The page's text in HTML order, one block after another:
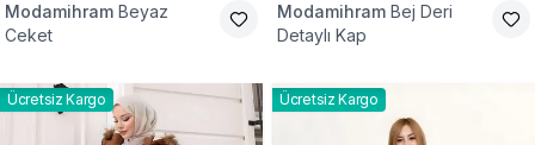
Modamihram Beyaz
Ceket
Modamihram Bej Deri
Detaylı Kap
Ücretsiz Kargo Ücretsiz Kargo